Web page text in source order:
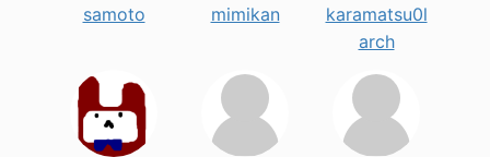
samoto mimikan
karamatsu0l
arch